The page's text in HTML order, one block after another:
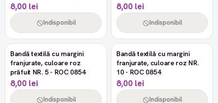
8,00 lei
Indisponibil
8,00 lei
Indisponibil
Stoc epuizat
Bandă textilă cu margini
franjurate, culoare roz
prăfuit NR. 5 - ROC 0854
8,00 lei
Indisponibil
Stoc epuizat
Bandă textilă cu margini
franjurate, culoare roz NR.
10 - ROC 0854
8,00 lei
Indisponibil